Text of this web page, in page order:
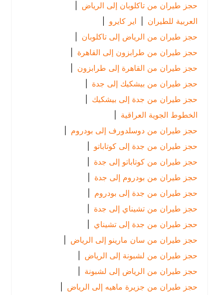
حجز طيران من تاكلوبان إلى الرياض
|
العربية للطيران | اير كايرو
|
حجز طيران من الرياض إلى تاكلوبان |
حجز طيران من طرابزون إلى القاهرة |
حجز طيران من القاهرة إلى طرابزون |
حجز طيران من بيشكيك إلى جدة
حجز طيران من جدة إلى بيشكيك |
الخطوط الجوية العراقية
حجز طيران من دوسلدورف إلى بودروم |
حجز طيران من جدة إلى كوتاباتو |
حجز طيران من كوتاباتو إلى جدة
حجز طيران من بودروم إلى جدة
حجز طيران من جدة إلى بودروم |
حجز طيران من تشيناي إلى جدة
حجز طيران من جدة إلى تشيناي |
حجز طيران من سان مارينو إلى الرياض
|
حجز طيران من لشبونة إلى الرياض
|
حجز طيران من الرياض إلى لشبونة |
حجز طيران من جزيرة ماهيه إلى الرياض
|